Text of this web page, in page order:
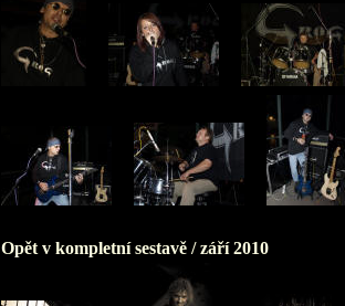
Opět v kompletní sestavě /září 2010